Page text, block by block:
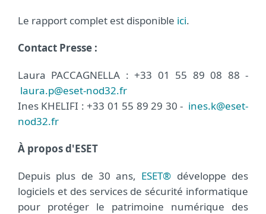
Le rapport complet est disponible ici.
Contact Presse :
Laura PACCAGNELLA : +33 01 55 89 08 88 -
laura.p@eset-nod32.fr
Ines KHELIFI : +33 01 55 89 29 30 - ines.k@eset-
nod32.fr
À propos d'ESET
Depuis plus de 30 ans, ESET® développe des
logiciels et des services de sécurité informatique
pour protéger le patrimoine numérique des